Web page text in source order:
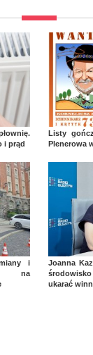
i prąd
Listy
Plenerowa
i
na
Joanna
ukarać